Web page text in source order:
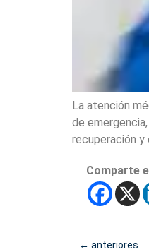
La atención
de
recuperación
Comparte
← anteriores